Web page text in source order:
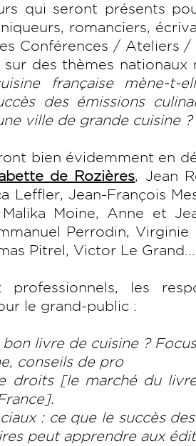
qui seront présents
romanciers,
Conférences / Ateliers /
sur des thèmes nationaux
française mène-
des émissions
ville de grande cuisine ?
bien évidemment en
de Rozières, Jean
Leffler, Jean-François
Moine, Anne et
Perrodin, Virginie
Pitrel, Victor Le Grand...
professionnels, les
le grand-public :
livre de cuisine ?
conseils de pro
droits [le marché du
: ce que le succès
peut apprendre aux